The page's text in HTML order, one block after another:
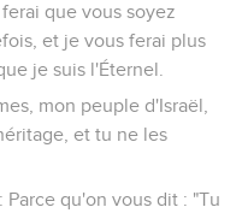
que vous soyez
et je vous ferai plus
je suis l'Éternel.
mon peuple d'Israël,
et tu ne les
qu'on vous dit : "Tu